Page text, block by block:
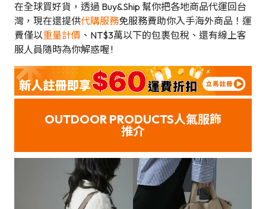
在全球買好貨，透過 Buy&Ship 幫你把各地商品代運回台
灣，現在還提供代購服務免服務費助你入手海外商品！運
費僅以重量計價 、NT$3萬以下的包裹包稅、還有線上客
服人員隨時為你解惑喔 !
OUTDOOR PRODUCTS人氣服飾
推介